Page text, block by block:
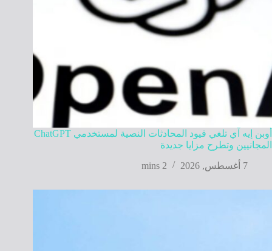
أوبن إيه آي تلغي قيود المحادثات النصية لمستخدمي ChatGPT
المجانيين وتطرح مزايا جديدة
7 أغسطس, 2026
2 mins